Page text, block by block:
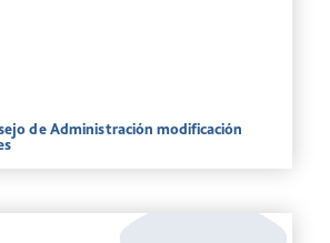
de Administración modificación